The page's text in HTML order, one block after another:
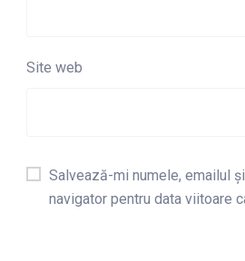
Site web
Salvează-mi numele, emailul
navigator pentru data viitoare